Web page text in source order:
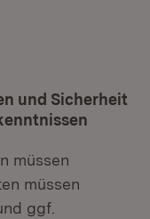
und Sicherheit
müssen
müssen
ggf.